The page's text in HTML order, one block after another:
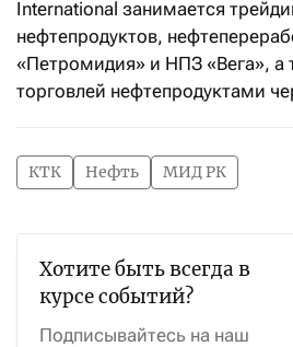
International занимается
нефтепродуктов,
«Петромидия» и НПЗ «Вега», а
торговлей нефтепродуктами
КТК Нефть МИД РК
Хотите быть всегда в
курсе событий?
Подписывайтесь на наш